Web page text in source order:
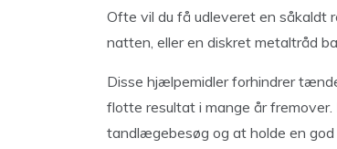
Ofte vil du få udleveret en såkaldt
natten, eller en diskret metaltråd
Disse hjælpemidler forhindrer
flotte resultat i mange år
tandlægebesøg og at holde en